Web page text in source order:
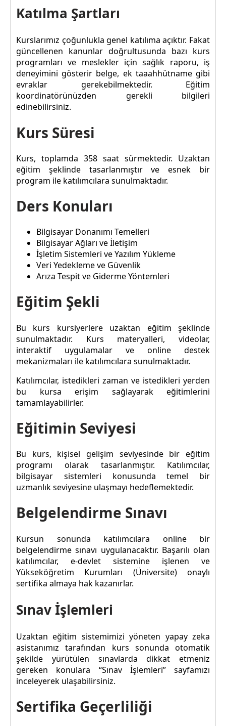
Katılma Şartları
Kurslarımız çoğunlukla genel katılıma açıktır. Fakat
güncellenen kanunlar doğrultusunda bazı kurs
programları ve meslekler için sağlık raporu, iş
deneyimini gösterir belge, ek taaahhütname gibi
evraklar gerekebilmektedir. Eğitim
koordinatörünüzden gerekli bilgileri
edinebilirsiniz.
Kurs Süresi
Kurs, toplamda 358 saat sürmektedir. Uzaktan
eğitim şeklinde tasarlanmıştır ve esnek bir
program ile katılımcılara sunulmaktadır.
Ders Konuları
Bilgisayar Donanımı Temelleri
Bilgisayar Ağları ve İletişim
İşletim Sistemleri ve Yazılım Yükleme
Veri Yedekleme ve Güvenlik
Arıza Tespit ve Giderme Yöntemleri
Eğitim Şekli
Bu kurs kursiyerlere uzaktan eğitim şeklinde
sunulmaktadır. Kurs materyalleri, videolar,
interaktif uygulamalar ve online destek
mekanizmaları ile katılımcılara sunulmaktadır.
Katılımcılar, istedikleri zaman ve istedikleri yerden
bu kursa erişim sağlayarak eğitimlerini
tamamlayabilirler.
Eğitimin Seviyesi
Bu kurs, kişisel gelişim seviyesinde bir eğitim
programı olarak tasarlanmıştır. Katılımcılar,
bilgisayar sistemleri konusunda temel bir
uzmanlık seviyesine ulaşmayı hedeflemektedir.
Belgelendirme Sınavı
Kursun sonunda katılımcılara online bir
belgelendirme sınavı uygulanacaktır. Başarılı olan
katılımcılar, e-devlet sistemine işlenen ve
Yükseköğretim Kurumları (Üniversite) onaylı
sertifika almaya hak kazanırlar.
Sınav İşlemleri
Uzaktan eğitim sistemimizi yöneten yapay zeka
asistanımız tarafından kurs sonunda otomatik
şekilde yürütülen sınavlarda dikkat etmeniz
gereken konulara “Sınav İşlemleri” sayfamızı
inceleyerek ulaşabilirsiniz.
Sertifika Geçerliliği